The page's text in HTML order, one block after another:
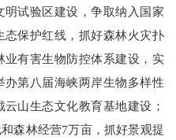
试验区建设，争取纳入国家
保护红线，抓好森林火灾扑
有害生物防控体系建设，实
第八届海峡两岸生物多样性
山生态文化教育基地建设；
森林经营7万亩，抓好景观提